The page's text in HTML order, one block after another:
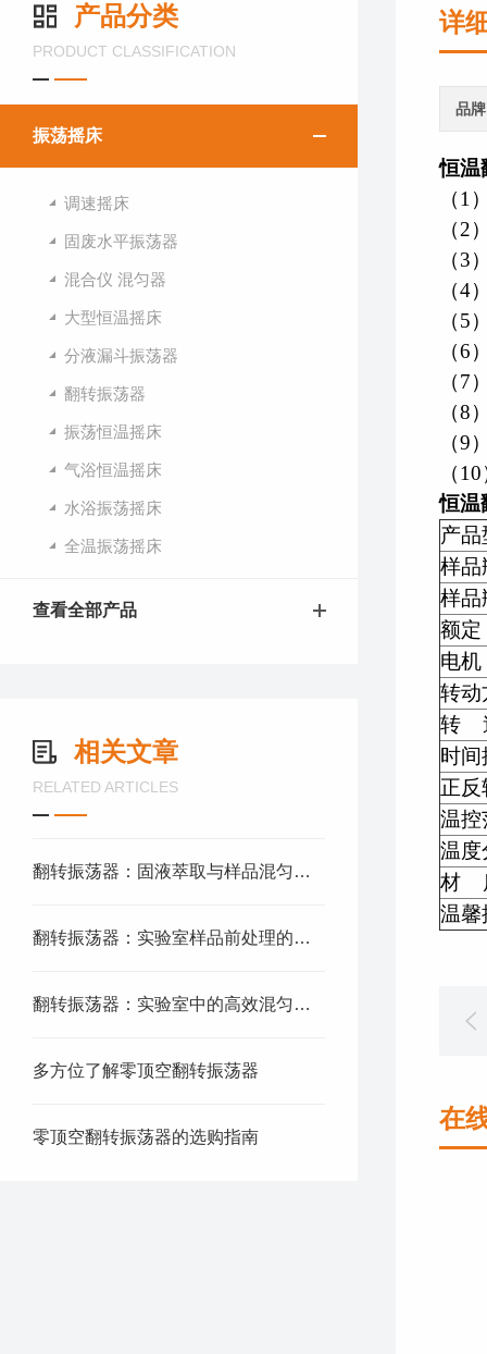
产品分类
PRODUCT CLASSIFICATION
振荡摇床
调速摇床
固废水平振荡器
混合仪 混匀器
大型恒温摇床
分液漏斗振荡器
翻转振荡器
振荡恒温摇床
气浴恒温摇床
水浴振荡摇床
全温振荡摇床
查看全部产品
相关文章
RELATED ARTICLES
翻转振荡器：固液萃取与样品混匀仪器
翻转振荡器：实验室样品前处理的得力助手
翻转振荡器：实验室中的高效混匀神器
多方位了解零顶空翻转振荡器
零顶空翻转振荡器的选购指南
详
品牌
恒温
（1
（2
（3
（4
（5
（6
（7
（8
（9
（
恒温
产品
样品
样品
额
电
转动
转
时
正反
温控
温度
材
温馨
在